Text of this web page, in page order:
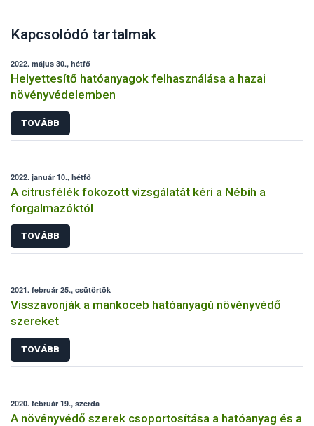
Kapcsolódó tartalmak
2022. május 30., hétfő
Helyettesítő hatóanyagok felhasználása a hazai
növényvédelemben
TOVÁBB
2022. január 10., hétfő
A citrusfélék fokozott vizsgálatát kéri a Nébih a
forgalmazóktól
TOVÁBB
2021. február 25., csütörtök
Visszavonják a mankoceb hatóanyagú növényvédő
szereket
TOVÁBB
2020. február 19., szerda
A növényvédő szerek csoportosítása a hatóanyag és a